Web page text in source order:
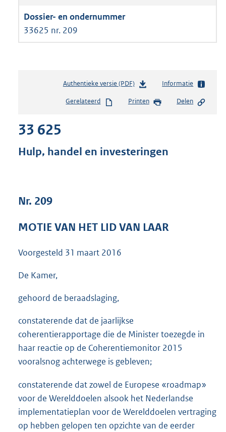
33625 nr. 209
Authentieke versie (PDF)b
s
s
e
Informatie
Gerelateerd Printen Delen
33 625
Hulp, handel en investeringen
Nr. 209
MOTIE VAN HET LID VAN LAAR
Voorgesteld 31 maart 2016
De Kamer,
gehoord de beraadslaging,
constaterende dat de jaarlijkse
coherentierapportage die de Minister toezegde in
haar reactie op de Coherentiemonitor 2015
vooralsnog achterwege is gebleven;
constaterende dat zowel de Europese «roadmap»
voor de Werelddoelen alsook het Nederlandse
implementatieplan voor de Werelddoelen vertraging
op hebben gelopen ten opzichte van de eerder